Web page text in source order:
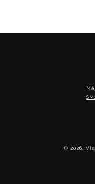
© 2026.